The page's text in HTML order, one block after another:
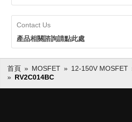
Contact Us
產品相關諮詢請點此處
首頁 MOSFET 12-150V MOSFET
RV2C014BC